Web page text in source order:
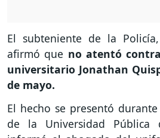
El subteniente de la Policía,
afirmó que no atentó
universitario Jonathan
de mayo.
El hecho se presentó
de la Universidad Pública